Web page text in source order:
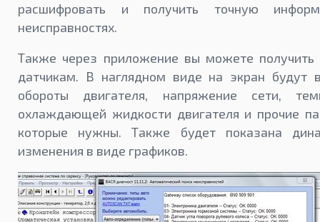
расшифровать и получить точную
неисправностях.
Также через приложение вы можете получить
датчикам. В наглядном виде на экран будут
обороты двигателя, напряжение сети,
охлаждающей жидкости двигателя и прочие
которые нужны. Также будет показана
изменения в виде графиков.